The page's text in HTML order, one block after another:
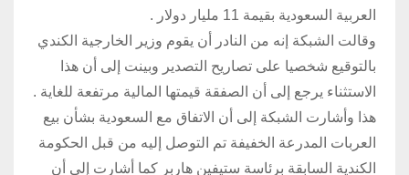
العربية السعودية بقيمة 11 مليار دولار .
وقالت الشبكة إنه من النادر أن يقوم وزير الخارجية الكندي
بالتوقيع شخصيا على تصاريح التصدير وبينت إلى أن هذا
الاستثناء يرجع إلى أن الصفقة قيمتها المالية مرتفعة للغاية .
هذا وأشارت الشبكة إلى أن الاتفاق مع السعودية بشأن بيع
العربات المدرعة الخفيفة تم التوصل إليه من قبل الحكومة
الكندية السابقة برئاسة ستيفين هاربر كما أشارت إلى أن